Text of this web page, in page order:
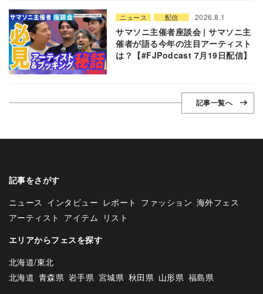
ニュース 配信 2026.8.1
サマソニ主催者座談会 | サマソニ主
催者が語る今年の注目アーティスト
は？【#FJPodcast 7月19日配信】
記事一覧へ
記事をさがす
ニュース インタビュー レポート ファッション 海外フェス
アーティスト アイテム
リスト
エリアからフェスを探す
北海道/東北
北海道 青森県 岩手県 宮城県 秋田県 山形県 福島県